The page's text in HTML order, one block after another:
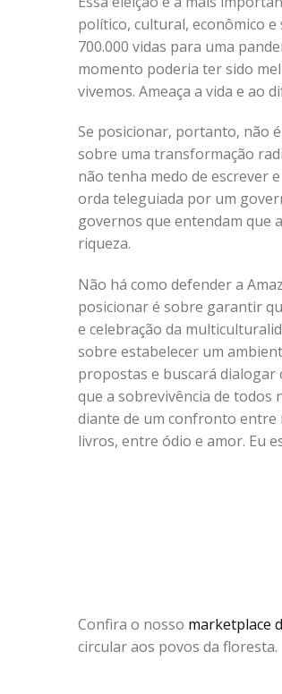
político, cultural, econômico
700.000 vidas para uma
momento poderia ter sido
vivemos. Ameaça a vida e ao
Se posicionar, portanto, não
sobre uma transformação
não tenha medo de escrever
orda teleguiada por um
governos que entendam que
riqueza.
Não há como defender a
posicionar é sobre garantir
e celebração da
sobre estabelecer um
propostas e buscará dialogar
que a sobrevivência de todos
diante de um confronto entre
livros, entre ódio e amor. Eu
Confira o nosso marketplace
circular aos povos da floresta.